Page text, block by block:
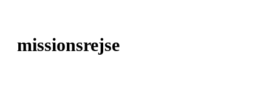
missionsrejse